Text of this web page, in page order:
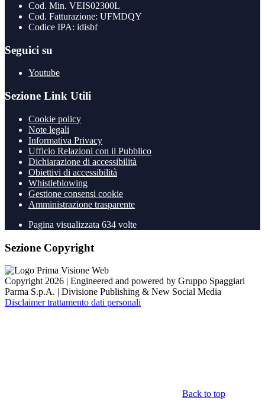
Cod. Min. VEIS02300L
Cod. Fatturazione: UFMDQY
Codice IPA: idisbf
Seguici su
Youtube
Sezione Link Utili
Cookie policy
Note legali
Informativa Privacy
Ufficio Relazioni con il Pubblico
Dichiarazione di accessibilità
Obiettivi di accessibilità
Whistleblowing
Gestione consensi cookie
Amministrazione trasparente
Pagina visualizzata 634 volte
Sezione Copyright
Copyright 2026 | Engineered and powered by Gruppo Spaggiari
Parma S.p.A. | Divisione Publishing & New Social Media
Disclaimer trattamento dati personali
Back to top